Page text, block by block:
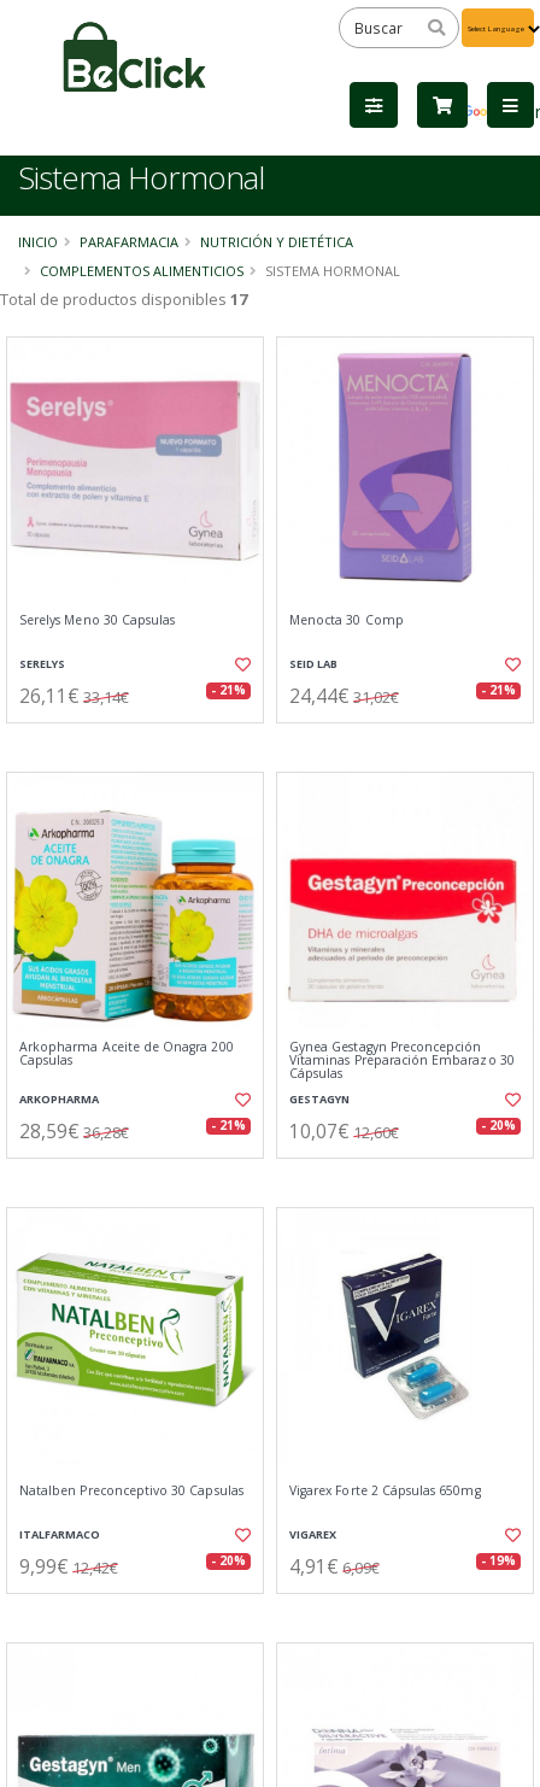
by
Sistema Hormonal
INICIO PARAFARMACIA
NUTRICIÓN Y DIETÉTICA
COMPLEMENTOS ALIMENTICIOS
SISTEMA HORMONAL
Total de productos disponibles 17
Serelys Meno 30 Capsulas
SERELYS
26,11€ 33,14€ - 21%
Menocta 30 Comp
SEID LAB
24,44€ 31,02€ - 21%
Arkopharma Aceite de Onagra 200
Capsulas
ARKOPHARMA
28,59€ 36,28€ - 21%
Gynea Gestagyn Preconcepción
Vitaminas Preparación Embarazo 30
Cápsulas
GESTAGYN
10,07€ 12,60€ - 20%
Natalben Preconceptivo 30 Capsulas
ITALFARMACO
9,99€ 12,42€ - 20%
Vigarex Forte 2 Cápsulas 650mg
VIGAREX
4,91€ 6,09€ - 19%